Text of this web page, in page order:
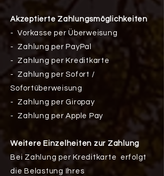
A kzeptierte Zahlungsmöglichkeiten
- Vorkasse per Überweisung
- Zahlung per PayPal
- Zahlung per Kreditkarte
- Zahlung per Sofort /
Sofortüberweisung
- Zahlung per Giropay
- Zahlung per Apple Pay
Weitere Einzelheiten zur Zahlung
Bei Zahlung per Kreditkarte erfolgt
die Belastung Ihres